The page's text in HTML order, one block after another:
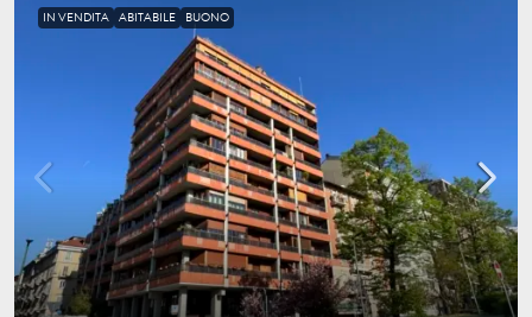
IN VENDITA ABITABILE BUONO